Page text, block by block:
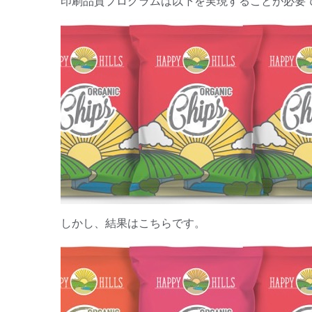
しかし、結果はこちらです。